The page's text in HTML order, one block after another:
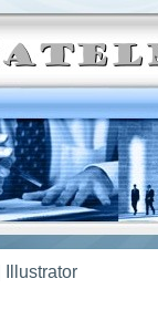
| Illustrator